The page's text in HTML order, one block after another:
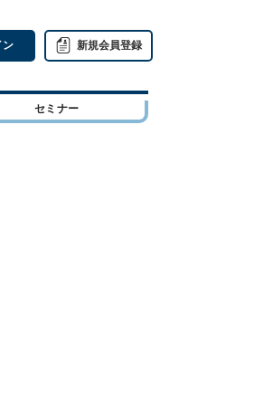
ン 新規会員登録
セミナー